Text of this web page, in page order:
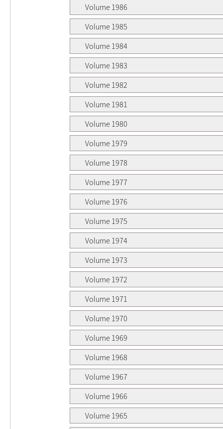
Volume 1986
Volume 1985
Volume 1984
Volume 1983
Volume 1982
Volume 1981
Volume 1980
Volume 1979
Volume 1978
Volume 1977
Volume 1976
Volume 1975
Volume 1974
Volume 1973
Volume 1972
Volume 1971
Volume 1970
Volume 1969
Volume 1968
Volume 1967
Volume 1966
Volume 1965